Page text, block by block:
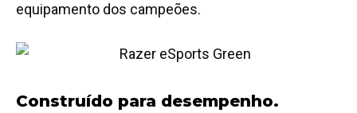
equipamento dos campeões.
Construído para desempenho.